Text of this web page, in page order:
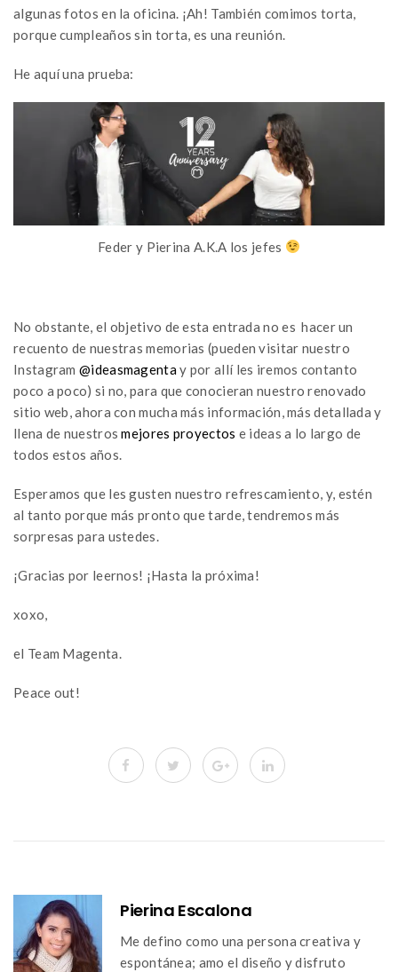
algunas fotos en la oficina. ¡Ah! También comimos torta,
porque cumpleaños sin torta, es una reunión.
He aquí una prueba:
Feder y Pierina A.K.A los jefes
No obstante, el objetivo de esta entrada no es hacer un
recuento de nuestras memorias (pueden visitar nuestro
Instagram @ideasmagentay por allí les iremos contanto
poco a poco) si no, para que conocieran nuestro renovado
sitio web, ahora con mucha más información, más detallada y
llena de nuestrosmejores proyectos e ideas a lo largo de
todos estos años.
Esperamos que les gusten nuestro refrescamiento, y, estén
al tanto porque más pronto que tarde, tendremos más
sorpresas para ustedes.
¡Gracias por leernos! ¡Hasta la próxima!
xoxo,
el Team Magenta.
Peace out!
Pierina Escalona
Me defino como una persona creativa y
espontánea; amo el diseño y disfruto